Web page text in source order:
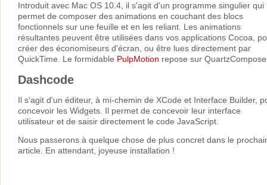
Introduit avec Mac OS 10.4, il s'agit d'un programme singulier qui
permet de composer des animations en couchant des blocs
fonctionnels sur une feuille et en les reliant. Les animations
résultantes peuvent être utilisées dans vos applications Cocoa,
créer des économiseurs d'écran, ou être lues directement par
QuickTime. Le formidable PulpMotion repose sur
Dashcode
Il s'agit d'un éditeur, à mi-chemin de XCode et Interface Builder,
concevoir les Widgets. Il permet de concevoir leur interface
utilisateur et de saisir directement le code JavaScript.
Nous passerons à quelque chose de plus concret dans le
article. En attendant, joyeuse installation !